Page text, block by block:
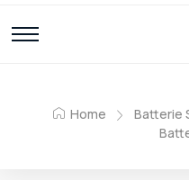
Home Batterie